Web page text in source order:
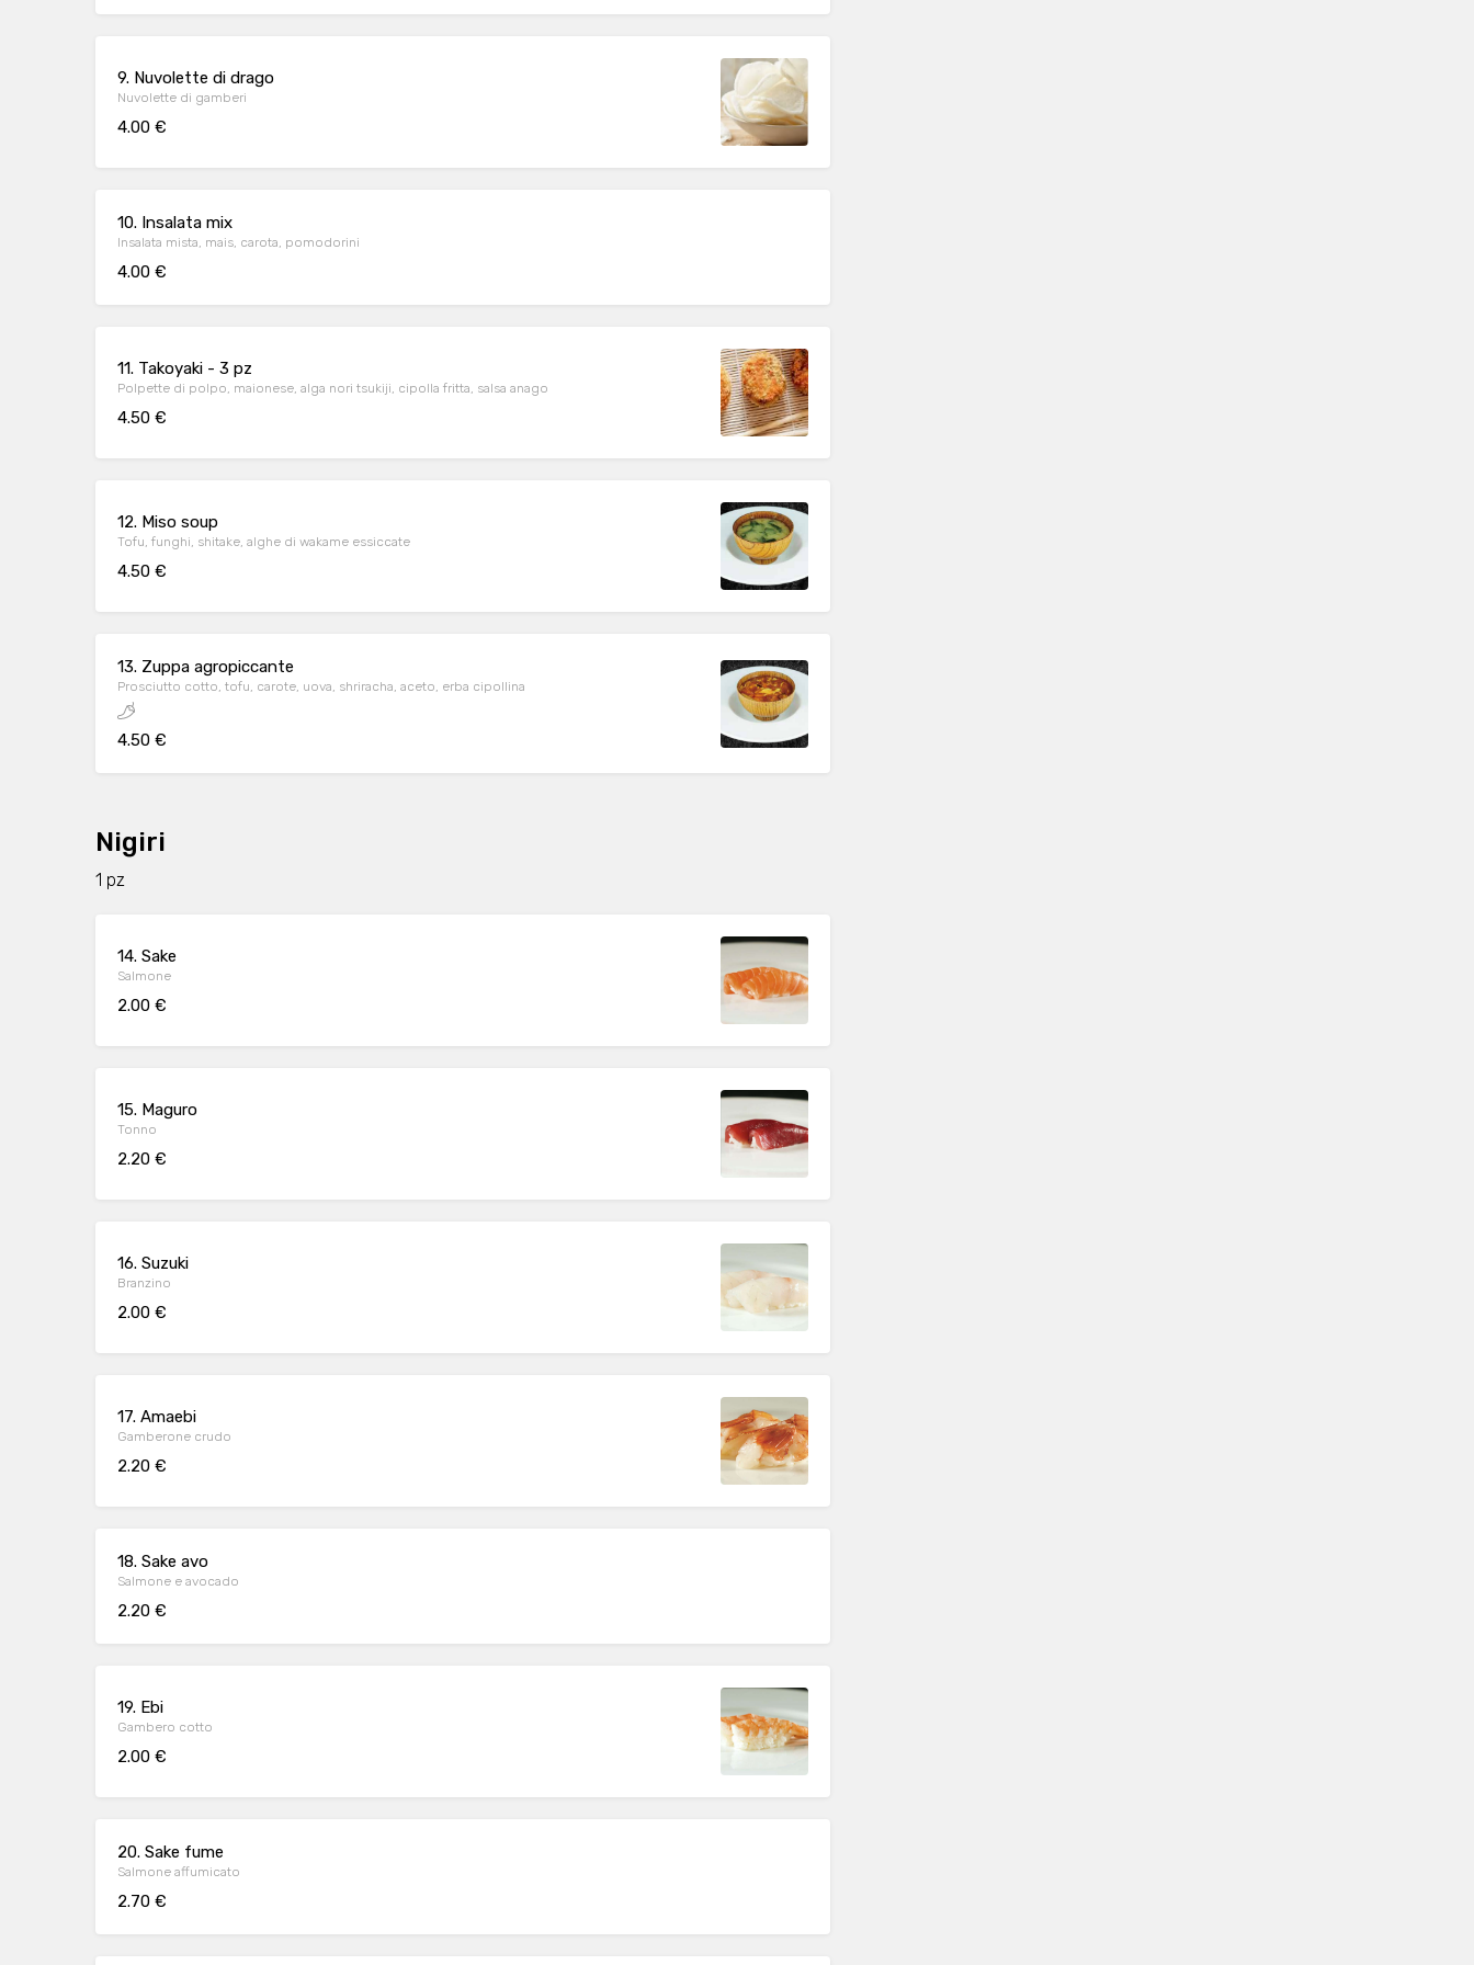
9. Nuvolette di drago
Nuvolette di gamberi
4.00 €
10. Insalata mix
Insalata mista, mais, carota, pomodorini
4.00 €
11. Takoyaki - 3 pz
Polpette di polpo, maionese, alga nori tsukiji, cipolla fritta, salsa anago
4.50 €
12. Miso soup
Tofu, funghi, shitake, alghe di wakame essiccate
4.50 €
13. Zuppa agropiccante
Prosciutto cotto, tofu, carote, uova, shriracha, aceto, erba cipollina
4.50 €
Nigiri
1 pz
14. Sake
Salmone
2.00 €
15. Maguro
Tonno
2.20 €
16. Suzuki
Branzino
2.00 €
17. Amaebi
Gamberone crudo
2.20 €
18. Sake avo
Salmone e avocado
2.20 €
19. Ebi
Gambero cotto
2.00 €
20. Sake fume
Salmone affumicato
2.70 €